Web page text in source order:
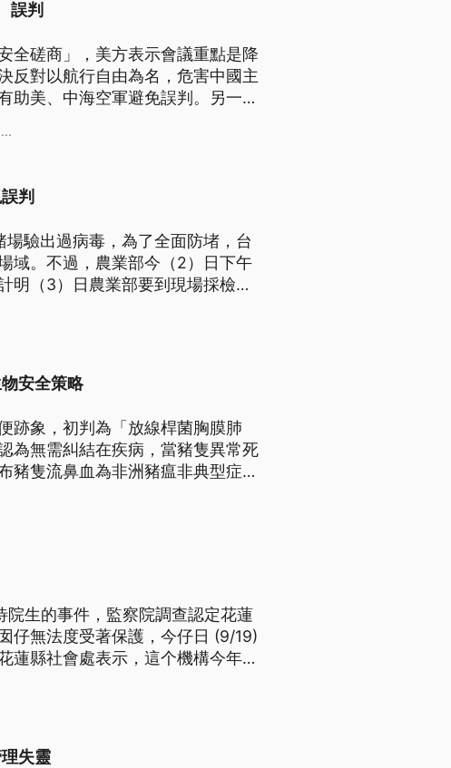
誤判
全磋商」，美方表示會議重點是降
反對以航行自由為名，危害中國主
助美、中海空軍避免誤判。另一方
...
判
驗出過病毒，為了全面防堵，台
域。不過，農業部今（2）日下午
明（3）日農業部要到現場採檢，
案例場清消，市府將祭出嚴格處
安全策略
跡象，初判為「放線桿菌胸膜肺
為無需糾結在疾病，當豬隻異常死
豬隻流鼻血為非洲豬瘟非典型症
生的事件，監察院調查認定花蓮
仔無法度受著保護，今仔日 (9/19)
蓮縣社會處表示，這个機構今年8
失靈